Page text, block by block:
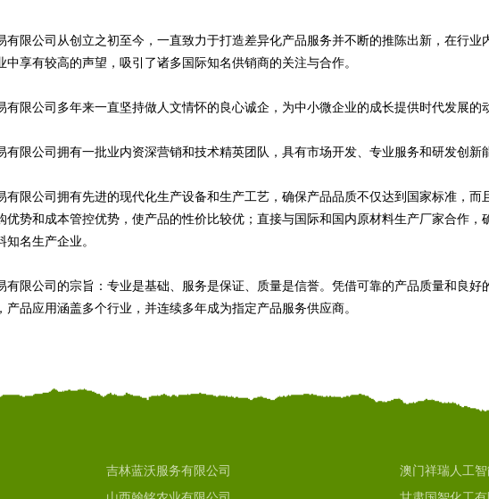
有限公司从创立之初至今，一直致力于打造差异化产品服务并不断的推陈出新，在行业
中享有较高的声望，吸引了诸多国际知名供销商的关注与合作。
有限公司多年来一直坚持做人文情怀的良心诚企，为中小微企业的成长提供时代发展的
有限公司拥有一批业内资深营销和技术精英团队，具有市场开发、专业服务和研发创新
有限公司拥有先进的现代化生产设备和生产工艺，确保产品品质不仅达到国家标准，而
优势和成本管控优势，使产品的性价比较优；直接与国际和国内原材料生产厂家合作，
知名生产企业。
有限公司的宗旨：专业是基础、服务是保证、质量是信誉。凭借可靠的产品质量和良好
产品应用涵盖多个行业，并连续多年成为指定产品服务供应商。
吉林蓝沃服务有限公司
澳门祥瑞人工智